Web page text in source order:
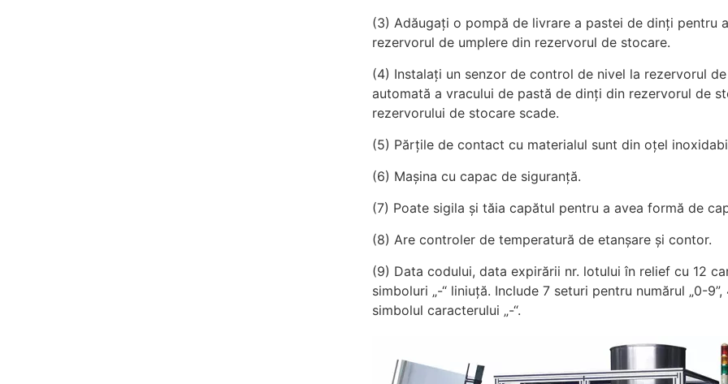
(3) Adăugați o pompă de livrare a pastei de dinți pentru
rezervorul de umplere din rezervorul de stocare.
(4) Instalați un senzor de control de nivel la rezervorul
automată a vracului de pastă de dinți din rezervorul de
rezervorului de stocare scade.
(5) Părțile de contact cu materialul sunt din oțel
(6) Mașina cu capac de siguranță.
(7) Poate sigila și tăia capătul pentru a avea formă de
(8) Are controler de temperatură de etanșare și contor.
(9) Data codului, data expirării nr. lotului în relief cu 12
simboluri „-“ liniuță. Include 7 seturi pentru numărul „0-
simbolul caracterului „-“.